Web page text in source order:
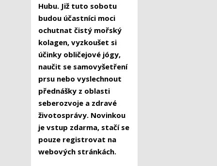
Hubu. Již tuto sobotu
budou účastníci moci
ochutnat čistý mořský
kolagen, vyzkoušet si
účinky obličejové jógy,
naučit se samovyšetření
prsu nebo vyslechnout
přednášky z oblasti
seberozvoje a zdravé
životosprávy. Novinkou
je vstup zdarma, stačí se
pouze registrovat na
webových stránkách.